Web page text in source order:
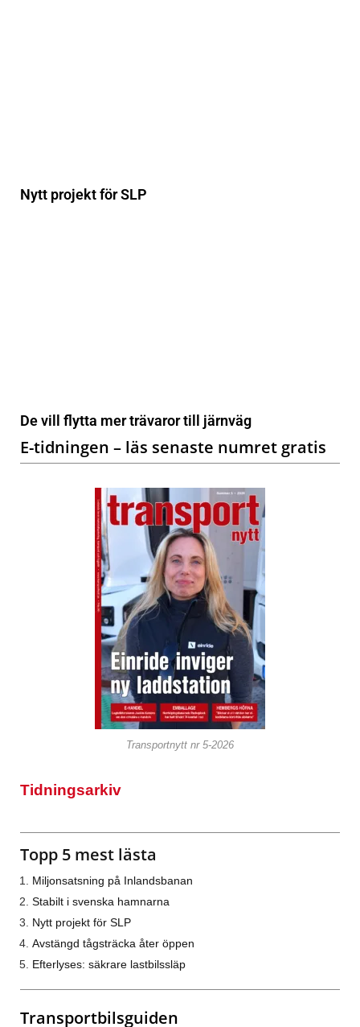
Nytt projekt för SLP
De vill flytta mer trävaror till järnväg
E-tidningen – läs senaste numret gratis
Transportnytt nr 5-2026
Tidningsarkiv
Topp 5 mest lästa
Miljonsatsning på Inlandsbanan
Stabilt i svenska hamnarna
Nytt projekt för SLP
Avstängd tågsträcka åter öppen
Efterlyses: säkrare lastbilssläp
Transportbilsguiden